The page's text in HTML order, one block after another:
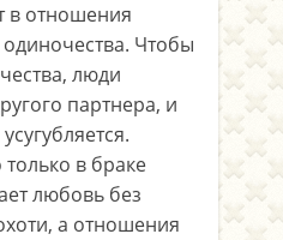
в отношения
одиночества. Чтобы
люди
партнера, и
в браке
любовь без
а отношения